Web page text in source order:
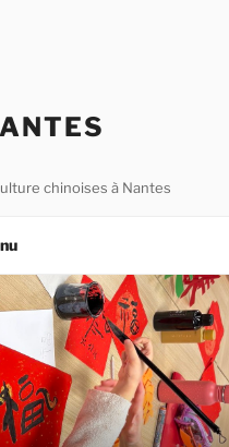
chinoises à Nantes